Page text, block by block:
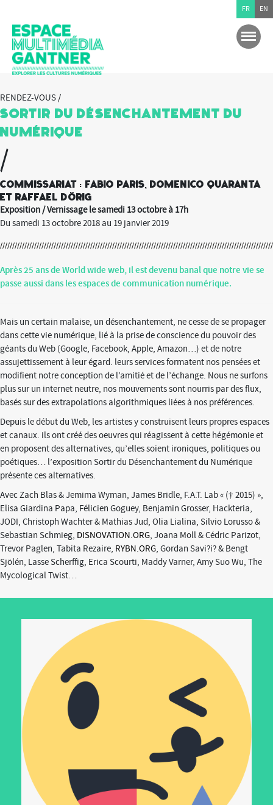
RENDEZ-VOUS /
Sortir du Désenchantement du
Numérique
/
Commissariat : Fabio Paris, Domenico Quaranta
et Raffael Dörig
Exposition / Vernissage le samedi 13 octobre à 17h
Du samedi 13 octobre 2018 au 19 janvier 2019
Après 25 ans de World wide web, il est devenu banal que notre vie se
passe aussi dans les espaces de communication numérique.
Mais un certain malaise, un désenchantement, ne cesse de se propager
dans cette vie numérique, lié à la prise de conscience du pouvoir des
géants du Web (Google, Facebook, Apple, Amazon…) et de notre
assujettissement à leur égard. leurs services formatent nos pensées et
modifient notre conception de l’amitié et de l’échange. Nous ne surfons
plus sur un internet neutre, nos mouvements sont nourris par des flux,
basés sur des extrapolations algorithmiques liées à nos préférences.
Depuis le début du Web, les artistes y construisent leurs propres espaces
et canaux. ils ont créé des oeuvres qui réagissent à cette hégémonie et
en proposent des alternatives, qu’elles soient ironiques, politiques ou
poétiques… l’exposition Sortir du Désenchantement du Numérique
présente ces alternatives.
Avec Zach Blas & Jemima Wyman, James Bridle, F.A.T. Lab « († 2015) »,
Elisa Giardina Papa, Félicien Goguey, Benjamin Grosser, Hackteria,
JODI, Christoph Wachter & Mathias Jud, Olia Lialina, Silvio Lorusso &
Sebastian Schmieg, DISNOVATION.ORG, Joana Moll & Cédric Parizot,
Trevor Paglen, Tabita Rezaire, RYBN.ORG, Gordan Savi?i? & Bengt
Sjölén, Lasse Scherffig, Erica Scourti, Maddy Varner, Amy Suo Wu, The
Mycological Twist…
FR EN